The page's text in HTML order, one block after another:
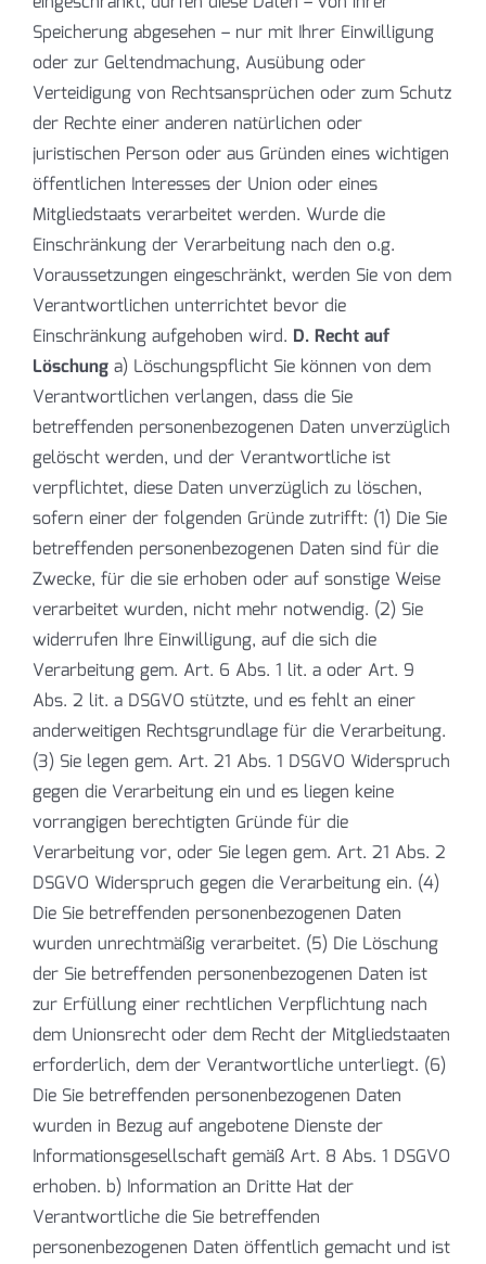
Speicherung abgesehen – nur mit Ihrer Einwilligung
oder zur Geltendmachung, Ausübung oder
Verteidigung von Rechtsansprüchen oder zum Schutz
der Rechte einer anderen natürlichen oder
juristischen Person oder aus Gründen eines wichtigen
öffentlichen Interesses der Union oder eines
Mitgliedstaats verarbeitet werden. Wurde die
Einschränkung der Verarbeitung nach den o.g.
Voraussetzungen eingeschränkt, werden Sie von dem
Verantwortlichen unterrichtet bevor die
Einschränkung aufgehoben wird. D. Recht auf
Löschung a) Löschungspflicht Sie können von dem
Verantwortlichen verlangen, dass die Sie
betreffenden personenbezogenen Daten unverzüglich
gelöscht werden, und der Verantwortliche ist
verpflichtet, diese Daten unverzüglich zu löschen,
sofern einer der folgenden Gründe zutrifft: (1) Die Sie
betreffenden personenbezogenen Daten sind für die
Zwecke, für die sie erhoben oder auf sonstige Weise
verarbeitet wurden, nicht mehr notwendig. (2) Sie
widerrufen Ihre Einwilligung, auf die sich die
Verarbeitung gem. Art. 6 Abs. 1 lit. a oder Art. 9
Abs. 2 lit. a DSGVO stützte, und es fehlt an einer
anderweitigen Rechtsgrundlage für die Verarbeitung.
(3) Sie legen gem. Art. 21 Abs. 1 DSGVO Widerspruch
gegen die Verarbeitung ein und es liegen keine
vorrangigen berechtigten Gründe für die
Verarbeitung vor, oder Sie legen gem. Art. 21 Abs. 2
DSGVO Widerspruch gegen die Verarbeitung ein. (4)
Die Sie betreffenden personenbezogenen Daten
wurden unrechtmäßig verarbeitet. (5) Die Löschung
der Sie betreffenden personenbezogenen Daten ist
zur Erfüllung einer rechtlichen Verpflichtung nach
dem Unionsrecht oder dem Recht der Mitgliedstaaten
erforderlich, dem der Verantwortliche unterliegt. (6)
Die Sie betreffenden personenbezogenen Daten
wurden in Bezug auf angebotene Dienste der
Informationsgesellschaft gemäß Art. 8 Abs. 1 DSGVO
erhoben. b) Information an Dritte Hat der
Verantwortliche die Sie betreffenden
personenbezogenen Daten öffentlich gemacht und ist